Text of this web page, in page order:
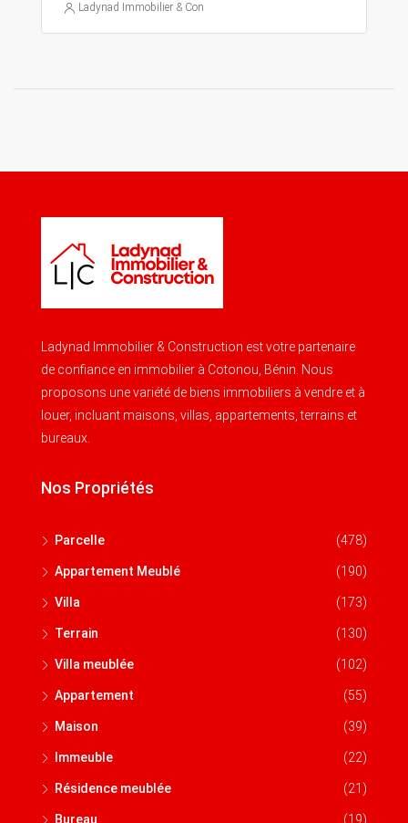
Ladynad Immobilier & Construction
Ladynad Immobilier & Construction est votre partenaire
de confiance en immobilier à Cotonou, Bénin. Nous
proposons une variété de biens immobiliers à vendre et à
louer, incluant maisons, villas, appartements, terrains et
bureaux.
Nos Propriétés
Parcelle (478)
Appartement Meublé (190)
Villa (173)
Terrain (130)
Villa meublée (102)
Appartement (55)
Maison (39)
Immeuble (22)
Résidence meublée (21)
Bureau (19)